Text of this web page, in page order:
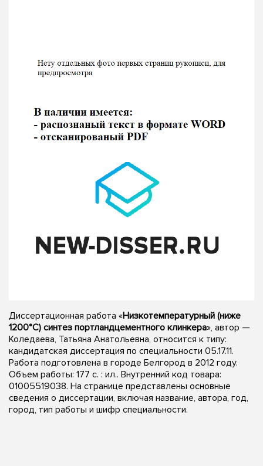
Диссертационная работа «Низкотемпературный (ниже
1200°C) синтез портландцементного клинкера», автор —
Коледаева, Татьяна Анатольевна, относится к типу:
кандидатская диссертация по специальности 05.17.11.
Работа подготовлена в городе Белгород в 2012 году.
Объем работы: 177 с. : ил.. Внутренний код товара:
01005519038. На странице представлены основные
сведения о диссертации, включая название, автора, год,
город, тип работы и шифр специальности.